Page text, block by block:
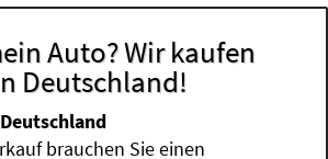
Auto? Wir kaufen
Deutschland!
brauchen Sie einen